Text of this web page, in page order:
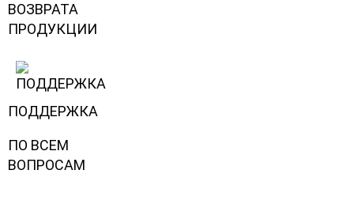
ВОЗВРАТА
ПРОДУКЦИИ
ПОДДЕРЖКА
ПО ВСЕМ
ВОПРОСАМ